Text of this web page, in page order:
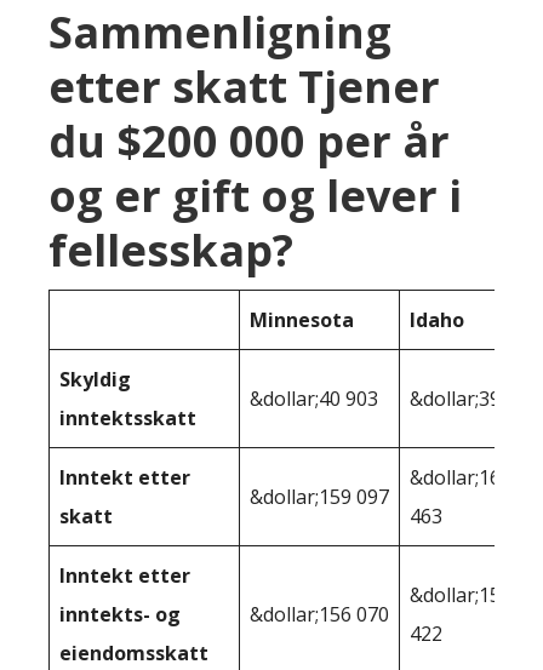
Sammenligning
etter skatt Tjener
du $200 000 per år
og er gift og lever i
fellesskap?
Minnesota Idaho
Skyldig
inntektsskatt
&dollar;40 903 &dollar;39,537
Inntekt etter
skatt
&dollar;159 097
&dollar;160
463
Inntekt etter
inntekts- og
eiendomsskatt
&dollar;156 070
&dollar;158
422